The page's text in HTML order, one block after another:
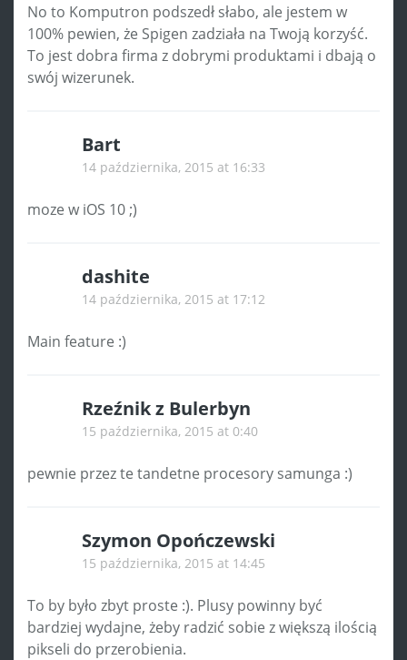
No to Komputron podszedł słabo, ale jestem w
100% pewien, że Spigen zadziała na Twoją korzyść.
To jest dobra firma z dobrymi produktami i dbają o
swój wizerunek.
Bart
14 października, 2015 at 16:33
moze w iOS 10 ;)
dashite
14 października, 2015 at 17:12
Main feature :)
Rzeźnik z Bulerbyn
15 października, 2015 at 0:40
pewnie przez te tandetne procesory samunga :)
Szymon Opończewski
15 października, 2015 at 14:45
To by było zbyt proste :). Plusy powinny być
bardziej wydajne, żeby radzić sobie z większą ilością
pikseli do przerobienia.